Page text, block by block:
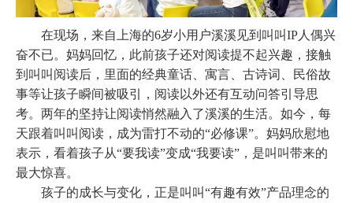
在现场，来自上海的6岁小用户溪溪见到叫叫IP人偶兴
奋不已。妈妈回忆，此前孩子还对阅读提不起兴趣，接触
到叫叫阅读后，里面的经典童话、寓言、古诗词、民俗故
事等让孩子瞬间被吸引，阅读以外还有互动问答引导思
考。两年的坚持让阅读悄然融入了溪溪的生活。如今，每
天跟着叫叫阅读，成为雷打不动的“必修课”。妈妈欣慰地
表示，看着孩子从“要我读”变成“我要读”，是叫叫带来的
最大惊喜。
孩子的成长与变化，正是叫叫“有趣有效”产品理念的